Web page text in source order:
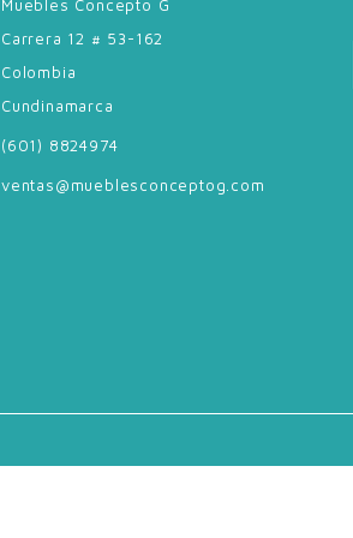
Muebles Concepto G
Carrera 12 # 53-162
Colombia
Cundinamarca
(601) 8824974
ventas@mueblesconceptog.com